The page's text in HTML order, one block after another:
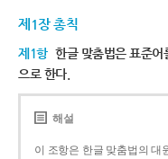
제1장 총칙
제1항 한글 맞춤법은 표준어
으로 한다.
해설
이 조항은 한글 맞춤법의 대